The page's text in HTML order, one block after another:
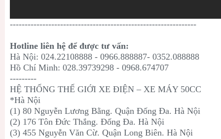
---------------------------------------------------------------
Hotline liên hệ để được tư vấn:
Hà Nội: 024.22108888 - 0966.888887- 0352.088888
Hồ Chí Minh: 028.39739298 - 0968.674707
---------
HỆ THỐNG THẾ GIỚI XE ĐIỆN – XE MÁY 50CC
*Hà Nội
(1) 80 Nguyễn Lương Bằng. Quận Đống Đa. Hà Nội
(2) 176 Tôn Đức Thắng. Đống Đa. Hà Nội
(3) 455 Nguyễn Văn Cừ. Quận Long Biên. Hà Nội